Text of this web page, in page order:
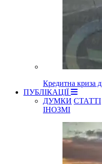
Кредитна криза
ПУБЛІКАЦІЇ
ДУМКИ СТАТТІ
ІНОЗМІ